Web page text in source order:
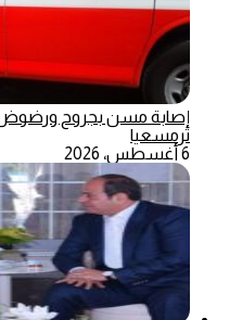
إصابة مسن بجروح ورضوض
ترمسعيا
6 أغسطس، 2026